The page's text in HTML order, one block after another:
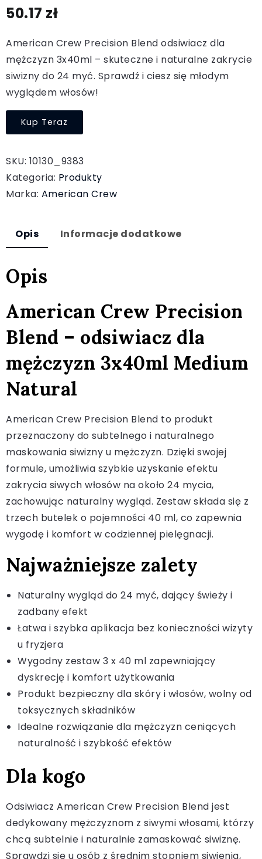
50.17 zł
American Crew Precision Blend odsiwiacz dla
mężczyzn 3x40ml – skuteczne i naturalne zakrycie
siwizny do 24 myć. Sprawdź i ciesz się młodym
wyglądem włosów!
Kup Teraz
SKU: 10130_9383
Kategoria: Produkty
Marka: American Crew
Opis Informacje dodatkowe
Opis
American Crew Precision
Blend – odsiwiacz dla
mężczyzn 3x40ml Medium
Natural
American Crew Precision Blend to produkt
przeznaczony do subtelnego i naturalnego
maskowania siwizny u mężczyzn. Dzięki swojej
formule, umożliwia szybkie uzyskanie efektu
zakrycia siwych włosów na około 24 mycia,
zachowując naturalny wygląd. Zestaw składa się z
trzech butelek o pojemności 40 ml, co zapewnia
wygodę i komfort w codziennej pielęgnacji.
Najważniejsze zalety
Naturalny wygląd do 24 myć, dający świeży i
zadbany efekt
Łatwa i szybka aplikacja bez konieczności wizyty
u fryzjera
Wygodny zestaw 3 x 40 ml zapewniający
dyskrecję i komfort użytkowania
Produkt bezpieczny dla skóry i włosów, wolny od
toksycznych składników
Idealne rozwiązanie dla mężczyzn ceniących
naturalność i szybkość efektów
Dla kogo
Odsiwiacz American Crew Precision Blend jest
dedykowany mężczyznom z siwymi włosami, którzy
chcą subtelnie i naturalnie zamaskować siwiznę.
Sprawdzi się u osób z średnim stopniem siwienia,